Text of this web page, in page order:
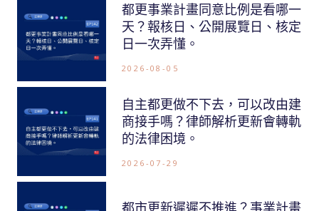
都更事業計畫同意比例是看哪一
天？報核日、公開展覽日、核定
日一次弄懂。
2026-08-05
自主都更做不下去，可以改由建
商接手嗎？律師解析更新會轉軌
的法律困境。
2026-07-29